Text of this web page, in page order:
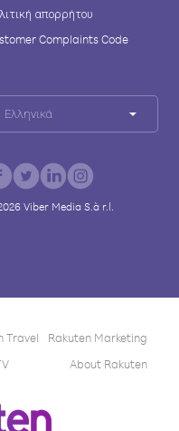
απορρήτου
Complaints Code
Ελληνικά
Viber Media S.à r.l.
Travel
Rakuten Marketing
About Rakuten